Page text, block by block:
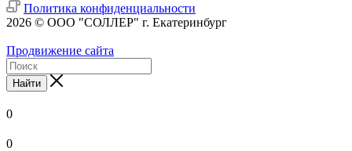
Политика конфиденциальности
2026 © ООО "СОЛЛЕР" г. Екатеринбург
Продвижение сайта
Найти
0
0